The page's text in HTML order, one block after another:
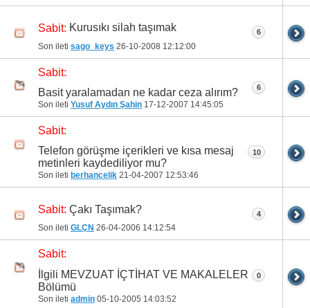
Sabit: Kurusıkı silah taşımak
Son ileti sago_keys 26-10-2008 12:12:00
6
Sabit:
Basit yaralamadan ne kadar ceza alırım?
Son ileti Yusuf Aydın Şahin 17-12-2007 14:45:05
6
Sabit:
Telefon görüşme içerikleri ve kısa mesaj
metinleri kaydediliyor mu?
Son ileti berhancelik 21-04-2007 12:53:46
10
Sabit: Çakı Taşımak?
Son ileti GLÇN 26-04-2006 14:12:54
4
Sabit:
İlgili MEVZUAT İÇTİHAT VE MAKALELER
Bölümü
Son ileti admin 05-10-2005 14:03:52
0